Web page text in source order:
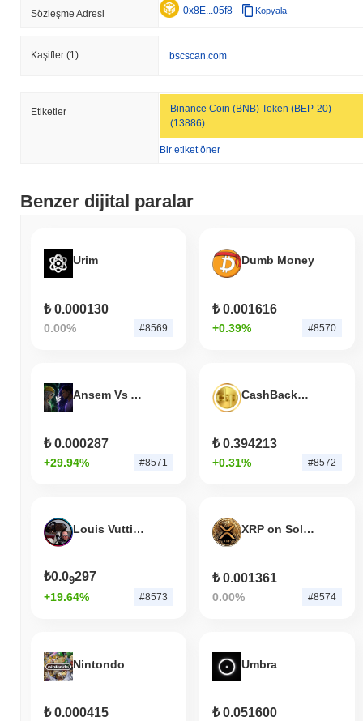
Sözleşme Adresi 0x8E...05f8 Kopyala
Kaşifler (1) bscscan.com
Etiketler
Binance Coin (BNB) Token (BEP-20)
(13886)
Bir etiket öner
Benzer dijital paralar
Urim
₺ 0.000130
0.00% #8569
Dumb Money
₺ 0.001616
+0.39% #8570
Ansem Vs Alon
₺ 0.000287
+29.94% #8571
CashBackPro
₺ 0.394213
+0.31% #8572
Louis Vuttion AirPlane
₺0.09297
+19.64% #8573
XRP on Solana
₺ 0.001361
0.00% #8574
Nintondo
₺ 0.000415
Umbra
₺ 0.051600